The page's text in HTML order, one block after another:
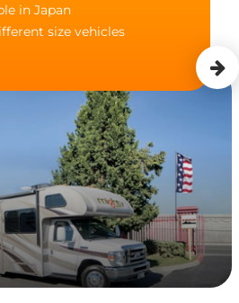
in Japan
size vehicles